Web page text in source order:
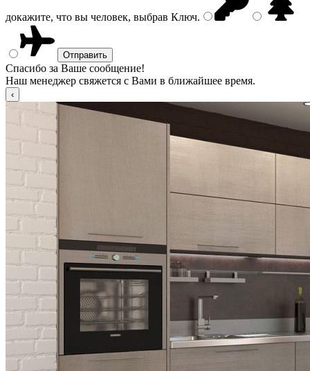
докажите, что вы человек, выбрав Ключ.
Спасибо за Ваше сообщение!
Наш менеджер свяжется с Вами в ближайшее время.